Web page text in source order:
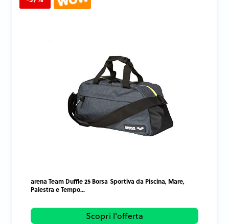
arena Team Duffle 25 Borsa Sportiva da Piscina, Mare,
Palestra e Tempo...
Scopri l'offerta